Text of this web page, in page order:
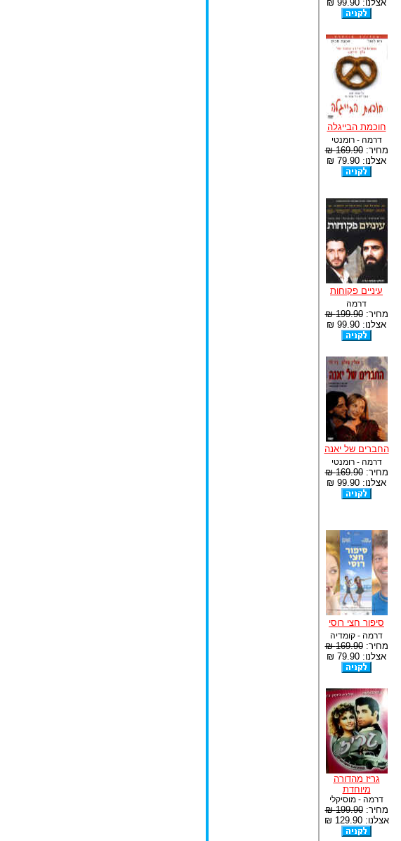
אצלנו: 99.90 ₪
חוכמת הבייגלה
דרמה - רומנטי
מחיר:169.90 ₪
אצלנו: 79.90 ₪
עיניים פקוחות
דרמה
מחיר:199.90 ₪
אצלנו: 99.90 ₪
החברים של יאנה
דרמה - רומנטי
מחיר:169.90 ₪
אצלנו: 99.90 ₪
סיפור חצי רוסי
דרמה - קומדיה
מחיר:169.90 ₪
אצלנו: 79.90 ₪
גריז מהדורה
מיוחדת
דרמה - מוסיקלי
מחיר:199.90 ₪
אצלנו: 129.90 ₪